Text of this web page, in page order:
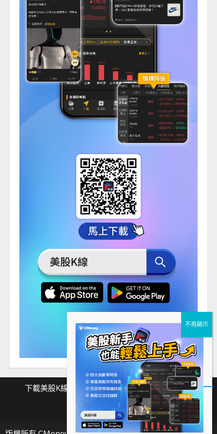
下載美股K線 Facebook Instagram Twitter
載
Facebook
Instagram
Twitter